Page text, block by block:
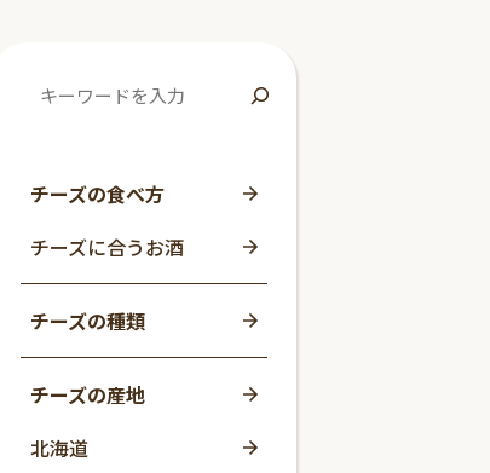
チーズの食べ方
チーズに合うお酒
チーズの種類
チーズの産地
北海道